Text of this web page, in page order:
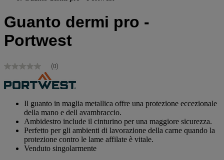
Guanto dermi pro -
Portwest
Nessuna
valutazione
Stesso
pagina.
(0)
Il guanto in maglia metallica offre una protezione eccezionale
della mano e dell avambraccio.
Ambidestro include il cinturino per una maggiore sicurezza.
Perfetto per gli ambienti di lavorazione della carne quando la
protezione contro le lame affilate è vitale.
Venduto singolarmente